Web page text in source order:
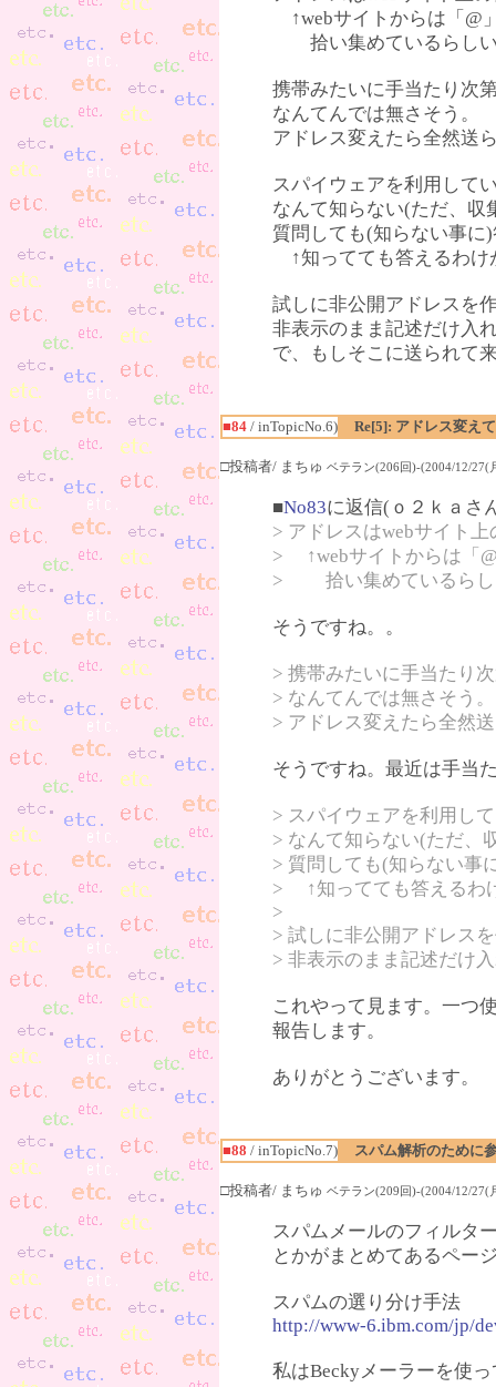
↑webサイトからは「@
拾い集めているらし
携帯みたいに手当たり次
なんてんでは無さそう。
アドレス変えたら全然送
スパイウェアを利用して
なんて知らない(ただ、収
質問しても(知らない事に
↑知ってても答えるわけ
試しに非公開アドレスを
非表示のまま記述だけ入
で、もしそこに送られて
■84 / inTopicNo.6) Re[5]: アドレス変え
□投稿者/ まちゅ ベテラン(206回)-(2004/12/27(
■No83に返信(ｏ２ｋａさ
> アドレスはwebサイト
> ↑webサイトからは「
> 拾い集めているらし
そうですね。。
> 携帯みたいに手当たり
> なんてんでは無さそう。
> アドレス変えたら全然
そうですね。最近は手当
> スパイウェアを利用し
> なんて知らない(ただ、
> 質問しても(知らない事
> ↑知ってても答えるわ
>
> 試しに非公開アドレス
> 非表示のまま記述だけ
これやって見ます。一つ
報告します。
ありがとうございます。
■88 / inTopicNo.7) スパム解析のために
□投稿者/ まちゅ ベテラン(209回)-(2004/12/27(
スパムメールのフィルタ
とかがまとめてあるペー
スパムの選り分け手法
http://www-6.ibm.com/jp/
私はBeckyメーラーを使